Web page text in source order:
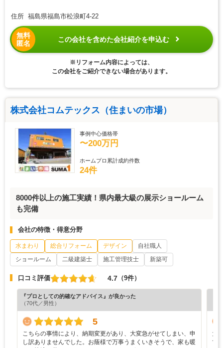
住所 福島県福島市松浪町4-22
無料
匿名
この会社を含めた会社紹介を申込む
※リフォーム内容によっては、
この会社をご紹介できない場合があります。
株式会社コムテックス（住まいの市場）
事例中心価格帯
〜200万円
ホームプロ累計成約件数
24件
8000件以上の施工実績！県内最大級の展示ショールーム
も完備
会社の特徴・得意分野
水まわり 総合リフォーム デザイン
自社職人
ショールーム
二級建築士 施工管理技士 新築可
口コミ評価 4.7 （9件）
『プロとしての的確なアドバイス』が良かった
（70代／男性）
5
こちらの事情により、納期変更があり、大変急がせてしまい、申
し訳ありませんでした。お蔭様で万事うまくいきそうで、家も暖
大
て